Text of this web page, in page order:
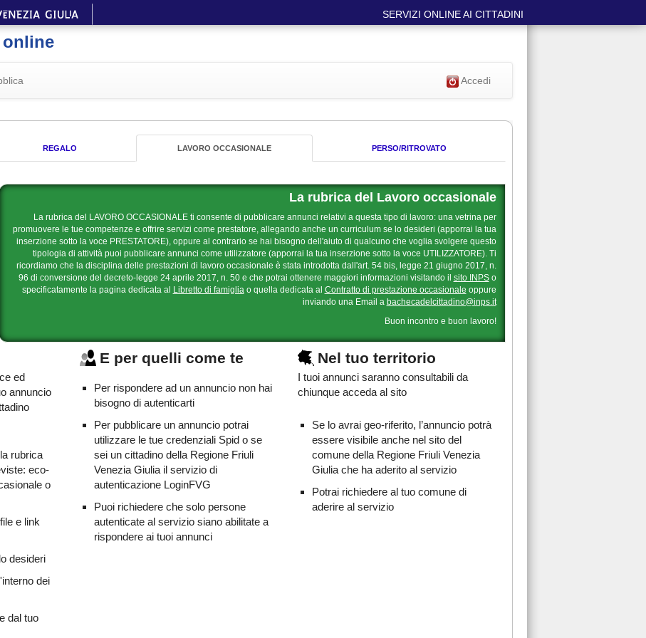
SERVIZI ONLINE AI CITTADINI
online
Accedi
REGALO LAVORO OCCASIONALE PERSO/RITROVATO
La rubrica del Lavoro occasionale
La rubrica del LAVORO OCCASIONALE ti consente di pubblicare annunci relativi a questa tipo di lavoro: una vetrina per
promuovere le tue competenze e offrire servizi come prestatore, allegando anche un curriculum se lo desideri (apporrai la tua
inserzione sotto la voce PRESTATORE), oppure al contrario se hai bisogno dell'aiuto di qualcuno che voglia svolgere questo
tipologia di attività puoi pubblicare annunci come utilizzatore (apporrai la tua inserzione sotto la voce UTILIZZATORE). Ti
ricordiamo che la disciplina delle prestazioni di lavoro occasionale è stata introdotta dall'art. 54 bis, legge 21 giugno 2017, n.
96 di conversione del decreto-legge 24 aprile 2017, n. 50 e che potrai ottenere maggiori informazioni visitando il sito INPSo
specificatamente la pagina dedicata al Libretto di famigliao quella dedicata al Contratto di prestazione occasionale oppure
inviando una Email a bachecadelcittadino@inps.it
Buon incontro e buon lavoro!
ed
annuncio
rubrica
eco-
o
e link
desideri
dei
dal tuo
E per quelli come te
Per rispondere ad un annuncio non hai
bisogno di autenticarti
Per pubblicare un annuncio potrai
utilizzare le tue credenziali Spid o se
sei un cittadino della Regione Friuli
Venezia Giulia il servizio di
autenticazione LoginFVG
Puoi richiedere che solo persone
autenticate al servizio siano abilitate a
rispondere ai tuoi annunci
Nel tuo territorio
I tuoi annunci saranno consultabili da
chiunque acceda al sito
Se lo avrai geo-riferito, l’annuncio potrà
essere visibile anche nel sito del
comune della Regione Friuli Venezia
Giulia che ha aderito al servizio
Potrai richiedere al tuo comune di
aderire al servizio